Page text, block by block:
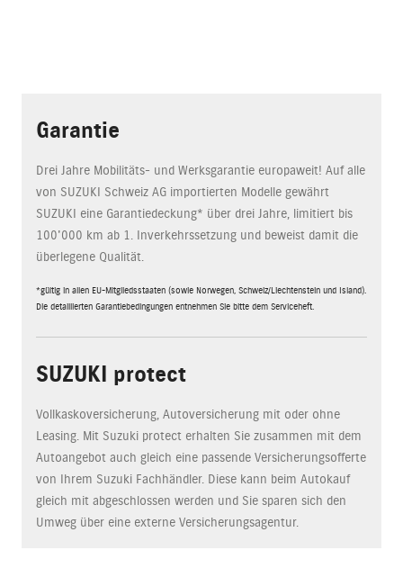
Garantie
Drei Jahre Mobilitäts- und Werksgarantie europaweit! Auf alle
von SUZUKI Schweiz AG importierten Modelle gewährt
SUZUKI eine Garantiedeckung* über drei Jahre, limitiert bis
100'000 km ab 1. Inverkehrssetzung und beweist damit die
überlegene Qualität.
*gültig in allen EU-Mitgliedsstaaten (sowie Norwegen, Schweiz/Liechtenstein und Island).
Die detaillierten Garantiebedingungen entnehmen Sie bitte dem Serviceheft.
SUZUKI protect
Vollkaskoversicherung, Autoversicherung mit oder ohne
Leasing. Mit Suzuki protect erhalten Sie zusammen mit dem
Autoangebot auch gleich eine passende Versicherungsofferte
von Ihrem Suzuki Fachhändler. Diese kann beim Autokauf
gleich mit abgeschlossen werden und Sie sparen sich den
Umweg über eine externe Versicherungsagentur.